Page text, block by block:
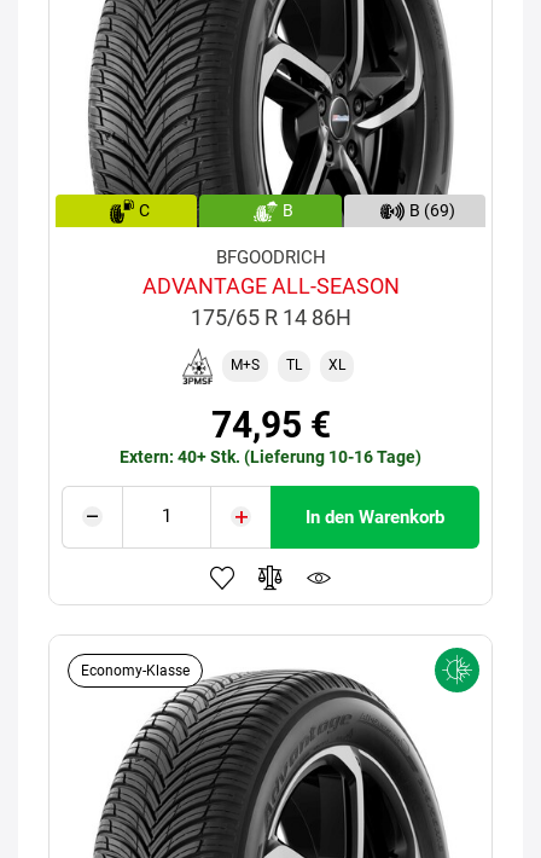
C B B (69)
BFGOODRICH
ADVANTAGE ALL-SEASON
175/65 R 14 86H
M+S TL XL
74,95 €
Extern: 40+ Stk. (Lieferung 10-16 Tage)
In den Warenkorb
Economy-Klasse